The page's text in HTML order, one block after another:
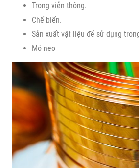
Trong viễn thông.
Chế biến.
Sản xuất vật liệu để sử dụng
Mỏ neo